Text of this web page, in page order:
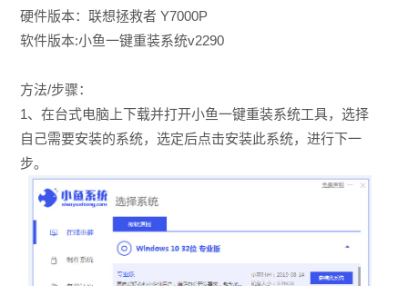
硬件版本：联想拯救者 Y7000P
软件版本:小鱼一键重装系统v2290
方法/步骤：
1、在台式电脑上下载并打开小鱼一键重装系统工具，选择
自己需要安装的系统，选定后点击安装此系统，进行下一
步。